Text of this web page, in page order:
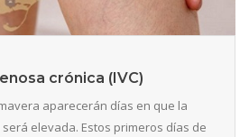
crónica (IVC)
aparecerán días en que la
elevada. Estos primeros días de